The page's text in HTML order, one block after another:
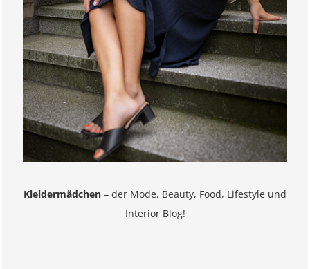
Kleidermädchen – der Mode, Beauty, Food, Lifestyle und
Interior Blog!